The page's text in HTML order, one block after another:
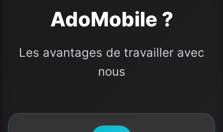
AdoMobile ?
Les avantages de travailler avec
nous